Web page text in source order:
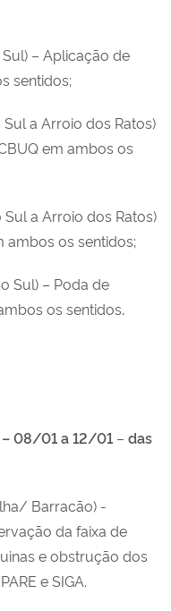
– Aplicação de
sentidos;
a Arroio dos Ratos)
em ambos os
a Arroio dos Ratos)
ambos os sentidos;
Sul) – Poda de
os sentidos.
08/01 a 12/01 – das
Barracão) -
da faixa de
e obstrução dos
e SIGA.